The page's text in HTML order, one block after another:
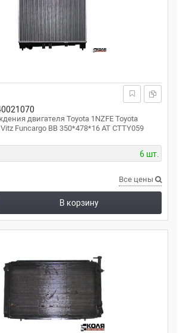
двигателя Toyota 1NZFE Toyota
Funcargo BB 350*478*16 AT CTTY059
6 шт.
Все цены
В корзину